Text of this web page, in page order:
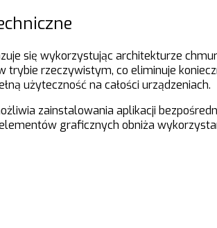
się wykorzystując architekturze
trybie rzeczywistym, co eliminuje
użyteczność na całości urządzeniach.
zainstalowania aplikacji
graficznych obniża